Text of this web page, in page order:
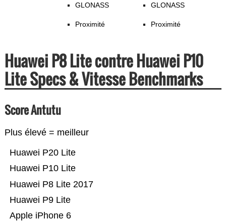
GLONASS
Proximité
GLONASS
Proximité
Huawei P8 Lite contre Huawei P10
Lite Specs & Vitesse Benchmarks
Score Antutu
Plus élevé = meilleur
Apple iPhone 6
Huawei P9 Lite
Huawei P8 Lite 2017
Huawei P10 Lite
Huawei P20 Lite